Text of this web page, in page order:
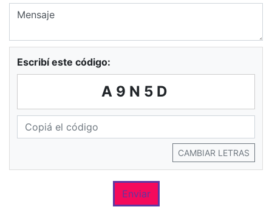
Escribí este código:
A9N5D
CAMBIAR LETRAS